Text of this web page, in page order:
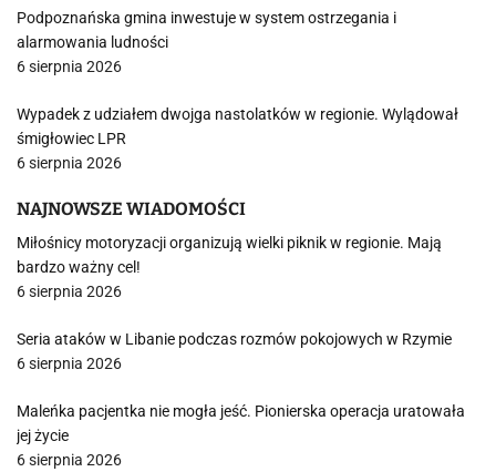
Podpoznańska gmina inwestuje w system ostrzegania i
alarmowania ludności
6 sierpnia 2026
Wypadek z udziałem dwojga nastolatków w regionie. Wylądował
śmigłowiec LPR
6 sierpnia 2026
NAJNOWSZE WIADOMOŚCI
Miłośnicy motoryzacji organizują wielki piknik w regionie. Mają
bardzo ważny cel!
6 sierpnia 2026
Seria ataków w Libanie podczas rozmów pokojowych w Rzymie
6 sierpnia 2026
Maleńka pacjentka nie mogła jeść. Pionierska operacja uratowała
jej życie
6 sierpnia 2026